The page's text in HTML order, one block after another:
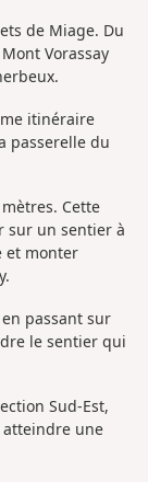
de Miage. Du
Vorassay
itinéraire
passerelle du
Cette
sur un sentier à
et monter
passant sur
le sentier qui
Sud-Est,
atteindre une